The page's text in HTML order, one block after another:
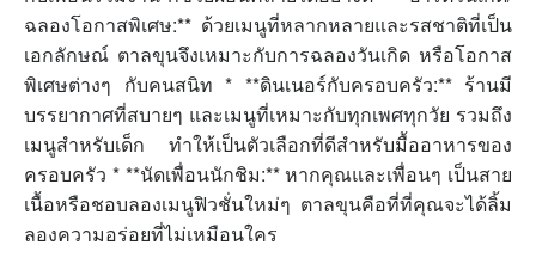
ฉลองโอกาสพิเศษ:** ด้วยเมนูที่หลากหลายและรสชาติที่เป็น
เอกลักษณ์ ตาลขุนจึงเหมาะกับการฉลองวันเกิด หรือโอกาส
พิเศษต่างๆ กับคนสนิท * **ดินเนอร์กับครอบครัว:** ร้านมี
บรรยากาศที่สบายๆ และเมนูที่เหมาะกับทุกเพศทุกวัย รวมถึง
เมนูสำหรับเด็ก ทำให้เป็นตัวเลือกที่ดีสำหรับมื้ออาหารของ
ครอบครัว * **นัดเพื่อนนักชิม:** หากคุณและเพื่อนๆ เป็นสาย
เนื้อหรือชอบลองเมนูฟิวชั่นใหม่ๆ ตาลขุนคือที่ที่คุณจะได้ลิ้ม
ลองความอร่อยที่ไม่เหมือนใคร